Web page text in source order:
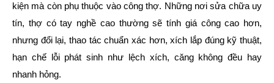
kiện mà còn phụ thuộc vào công thợ. Những nơi sửa chữa uy
tín, thợ có tay nghề cao thường sẽ tính giá công cao hơn,
nhưng đổi lại, thao tác chuẩn xác hơn, xích lắp đúng kỹ thuật,
hạn chế lỗi phát sinh như lệch xích, căng không đều hay
nhanh hỏng.